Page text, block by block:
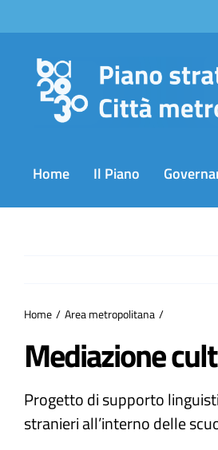
al
contenuto
Home Il Piano
Home Area metropolitana
Mediazione
Progetto di supporto
stranieri all’interno delle